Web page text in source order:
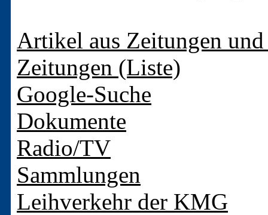
Artikel aus Zeitungen
Zeitungen (Liste)
Google-Suche
Dokumente
Radio/TV
Sammlungen
Leihverkehr der KMG